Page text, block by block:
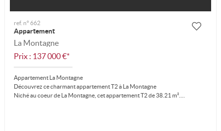
ref. n° 662
Appartement
La Montagne
Prix : 137 000 €*
Appartement La Montagne
Découvrez ce charmant appartement T2 à La Montagne
Niché au coeur de La Montagne, cet appartement T2 de 38.21 m²....